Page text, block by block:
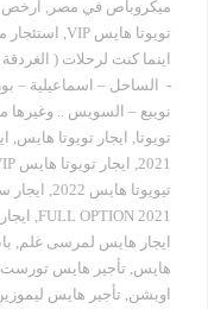
ميكروباص في مصر , ارخص
تويوتا هايس VIP
,
اينما كنت لرحلات (
- الساحل – اسماعيلية
نويبع – السويس .. وغيرها
تويوتا, ايجار تويوتا هايس,
2021
, ايجار تويوتا هايس VIP
تيويوتا هايس 2022
, ايجار
2021 FULL OPTION
,
ايجار هايس لمرسى غلم,
هايس, تأجير هايس تورست
اوبشن, تأجير هايس